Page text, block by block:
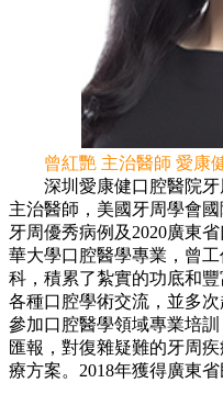
曾紅艷 主治醫師 愛康健
深圳愛康健口腔醫院牙
主治醫師，美國牙周學會
牙周優秀病例及2020廣東
華大學口腔醫學專業，曾
科，積累了紮實的功底和
各種口腔學術交流，並多
參加口腔醫學領域專業培
匯報，對復雜疑難的牙周
療方案。2018年獲得廣東